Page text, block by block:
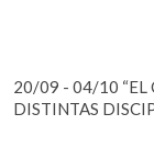
20/09 - 04/10 “EL
DISTINTAS